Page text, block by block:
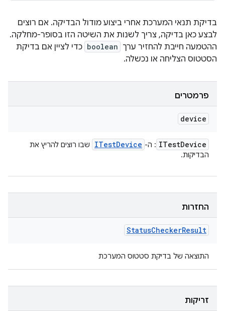
בדיקת תנאי המערכת אחרי ביצוע מודול הבדיקה. אם רוצים
לבצע כאן בדיקה, צריך לשנות את השיטה הזו בסופר-מחלקה.
ההטמעה חייבת להחזיר ערך boolean כדי לציין אם בדיקת
הסטטוס הצליחה או נכשלה.
פרמטרים
device
ITestDevice : ה- ITestDevice
שבו רוצים להריץ את
הבדיקות.
החזרות
StatusCheckerResult
התוצאה של בדיקת סטטוס המערכת
זריקות